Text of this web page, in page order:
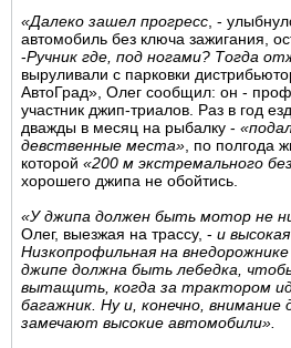
«Далеко зашел прогресс , -
автомобиль без ключа зажигания,
-Ручник где, под ногами? Тогда
выруливали с парковки
АвтоГрад», Олег сообщил: он -
участник джип-триалов. Раз в год
дважды в месяц на рыбалку -
девственные места» , по полгода
которой «200 м экстремального
хорошего джипа не обойтись.
«У джипа должен быть мотор не
Олег, выезжая на трассу, - и
Низкопрофильная на
джипе должна быть лебедка,
вытащить, когда за трактором
багажник. Ну и, конечно,
замечают высокие автомобили».